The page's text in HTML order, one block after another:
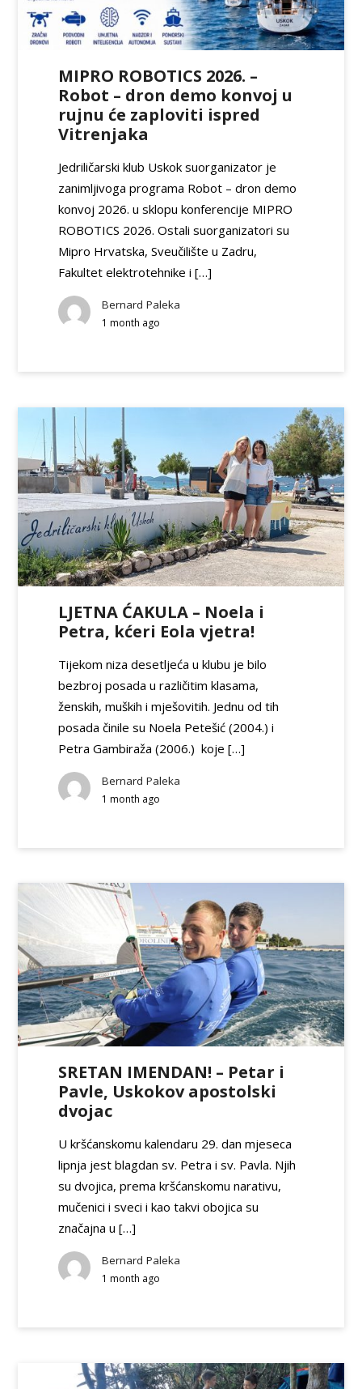
MIPRO ROBOTICS 2026. –
Robot – dron demo konvoj u
rujnu će zaploviti ispred
Vitrenjaka
Jedriličarski klub Uskok suorganizator je
zanimljivoga programa Robot – dron demo
konvoj 2026. u sklopu konferencije MIPRO
ROBOTICS 2026. Ostali suorganizatori su
Mipro Hrvatska, Sveučilište u Zadru,
Fakultet elektrotehnike i […]
Bernard Paleka
1 month ago
LJETNA ĆAKULA – Noela i
Petra, kćeri Eola vjetra!
Tijekom niza desetljeća u klubu je bilo
bezbroj posada u različitim klasama,
ženskih, muških i mješovitih. Jednu od tih
posada činile su Noela Petešić (2004.) i
Petra Gambiraža (2006.) koje […]
Bernard Paleka
1 month ago
SRETAN IMENDAN! – Petar i
Pavle, Uskokov apostolski
dvojac
U kršćanskomu kalendaru 29. dan mjeseca
lipnja jest blagdan sv. Petra i sv. Pavla. Njih
su dvojica, prema kršćanskomu narativu,
mučenici i sveci i kao takvi obojica su
značajna u […]
Bernard Paleka
1 month ago